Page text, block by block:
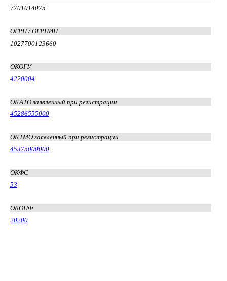
7701014075
ОГРН / ОГРНИП
1027700123660
ОКОГУ
4220004
ОКАТО заявленный при регистрации
45286555000
ОКТМО заявленный при регистрации
45375000000
ОКФС
53
ОКОПФ
20200